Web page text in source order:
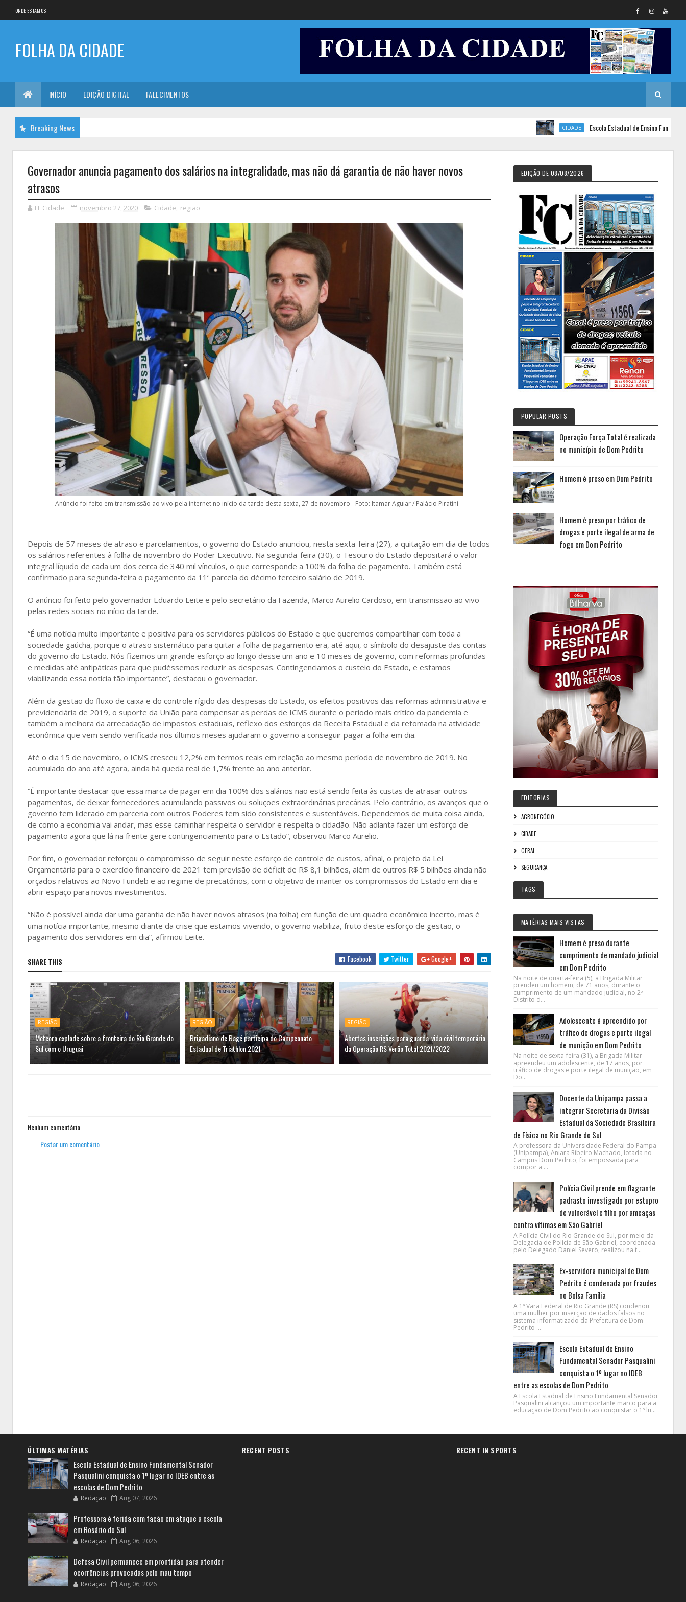
ONDE ESTAMOS
FOLHA DA CIDADE
INÍCIO EDIÇÃO DIGITAL FALECIMENTOS
Breaking News CIDADE Escola Estadual de Ensino Fundamental
Governador anuncia pagamento dos salários na integralidade, mas não dá garantia de não haver novos
atrasos
FL Cidade novembro 27, 2020 Cidade, região
Anúncio foi feito em transmissão ao vivo pela internet no início da tarde desta sexta, 27 de novembro - Foto: Itamar Aguiar / Palácio Piratini
Depois de 57 meses de atraso e parcelamentos, o governo do Estado anunciou, nesta sexta-feira (27), a quitação em dia de todos
os salários referentes à folha de novembro do Poder Executivo. Na segunda-feira (30), o Tesouro do Estado depositará o valor
integral líquido de cada um dos cerca de 340 mil vínculos, o que corresponde a 100% da folha de pagamento. Também está
confirmado para segunda-feira o pagamento da 11ª parcela do décimo terceiro salário de 2019.
O anúncio foi feito pelo governador Eduardo Leite e pelo secretário da Fazenda, Marco Aurelio Cardoso, em transmissão ao vivo
pelas redes sociais no início da tarde.
“É uma notícia muito importante e positiva para os servidores públicos do Estado e que queremos compartilhar com toda a
sociedade gaúcha, porque o atraso sistemático para quitar a folha de pagamento era, até aqui, o símbolo do desajuste das contas
do governo do Estado. Nós fizemos um grande esforço ao longo desse um ano e 10 meses de governo, com reformas profundas
e medidas até antipáticas para que pudéssemos reduzir as despesas. Contingenciamos o custeio do Estado, e estamos
viabilizando essa notícia tão importante”, destacou o governador.
Além da gestão do fluxo de caixa e do controle rígido das despesas do Estado, os efeitos positivos das reformas administrativa e
previdenciária de 2019, o suporte da União para compensar as perdas de ICMS durante o período mais crítico da pandemia e
também a melhora da arrecadação de impostos estaduais, reflexo dos esforços da Receita Estadual e da retomada na atividade
econômica que vem sendo verificada nos últimos meses ajudaram o governo a conseguir pagar a folha em dia.
Até o dia 15 de novembro, o ICMS cresceu 12,2% em termos reais em relação ao mesmo período de novembro de 2019. No
acumulado do ano até agora, ainda há queda real de 1,7% frente ao ano anterior.
“É importante destacar que essa marca de pagar em dia 100% dos salários não está sendo feita às custas de atrasar outros
pagamentos, de deixar fornecedores acumulando passivos ou soluções extraordinárias precárias. Pelo contrário, os avanços que o
governo tem liderado em parceria com outros Poderes tem sido consistentes e sustentáveis. Dependemos de muita coisa ainda,
de como a economia vai andar, mas esse caminhar respeita o servidor e respeita o cidadão. Não adianta fazer um esforço de
pagamento agora que lá na frente gere contingenciamento para o Estado”, observou Marco Aurelio.
Por fim, o governador reforçou o compromisso de seguir neste esforço de controle de custos, afinal, o projeto da Lei
Orçamentária para o exercício financeiro de 2021 tem previsão de déficit de R$ 8,1 bilhões, além de outros R$ 5 bilhões ainda não
orçados relativos ao Novo Fundeb e ao regime de precatórios, com o objetivo de manter os compromissos do Estado em dia e
abrir espaço para novos investimentos.
“Não é possível ainda dar uma garantia de não haver novos atrasos (na folha) em função de um quadro econômico incerto, mas é
uma notícia importante, mesmo diante da crise que estamos vivendo, o governo viabiliza, fruto deste esforço de gestão, o
pagamento dos servidores em dia”, afirmou Leite.
SHARE THIS Facebook Twitter Google+
REGIÃO
Meteoro explode sobre a fronteira do Rio Grande do
Sul com o Uruguai
REGIÃO
Brigadiano de Bagé participa do Campeonato
Estadual de Triathlon 2021
REGIÃO
Abertas inscrições para guarda-vida civil temporário
da Operação RS Verão Total 2021/2022
Nenhum comentário
Postar um comentário
EDIÇÃO DE 08/08/2026
POPULAR POSTS
Operação Força Total é realizada
no município de Dom Pedrito
Homem é preso em Dom Pedrito
Homem é preso por tráfico de
drogas e porte ilegal de arma de
fogo em Dom Pedrito
EDITORIAS
AGRONEGÓCIO
CIDADE
GERAL
SEGURANÇA
TAGS
MATÉRIAS MAIS VISTAS
Homem é preso durante
cumprimento de mandado judicial
em Dom Pedrito
Na noite de quarta-feira (5), a Brigada Militar
prendeu um homem, de 71 anos, durante o
cumprimento de um mandado judicial, no 2º
Distrito d...
Adolescente é apreendido por
tráfico de drogas e porte ilegal
de munição em Dom Pedrito
Na noite de sexta-feira (31), a Brigada Militar
apreendeu um adolescente, de 17 anos, por
tráfico de drogas e porte ilegal de munição, em
Do...
Docente da Unipampa passa a
integrar Secretaria da Divisão
Estadual da Sociedade Brasileira
de Física no Rio Grande do Sul
A professora da Universidade Federal do Pampa
(Unipampa), Aniara Ribeiro Machado, lotada no
Campus Dom Pedrito, foi empossada para
compor a ...
Polícia Civil prende em flagrante
padrasto investigado por estupro
de vulnerável e filho por ameaças
contra vítimas em São Gabriel
A Polícia Civil do Rio Grande do Sul, por meio da
Delegacia de Polícia de São Gabriel, coordenada
pelo Delegado Daniel Severo, realizou na t...
Ex-servidora municipal de Dom
Pedrito é condenada por fraudes
no Bolsa Família
A 1ª Vara Federal de Rio Grande (RS) condenou
uma mulher por inserção de dados falsos no
sistema informatizado da Prefeitura de Dom
Pedrito ...
Escola Estadual de Ensino
Fundamental Senador Pasqualini
conquista o 1º lugar no IDEB
entre as escolas de Dom Pedrito
A Escola Estadual de Ensino Fundamental Senador
Pasqualini alcançou um importante marco para a
educação de Dom Pedrito ao conquistar o 1º lu...
ÚLTIMAS MATÉRIAS
Escola Estadual de Ensino Fundamental Senador
Pasqualini conquista o 1º lugar no IDEB entre as
escolas de Dom Pedrito
Redação Aug 07, 2026
Professora é ferida com facão em ataque a escola
em Rosário do Sul
Redação Aug 06, 2026
Defesa Civil permanece em prontidão para atender
ocorrências provocadas pelo mau tempo
Redação Aug 06, 2026
RECENT POSTS RECENT IN SPORTS